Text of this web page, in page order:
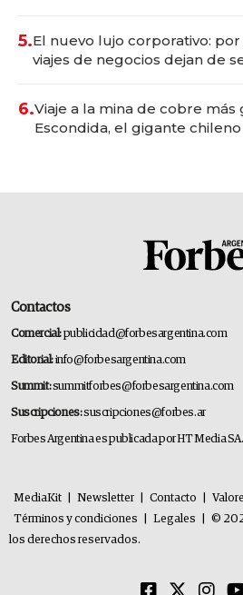
5.El nuevo lujo corporativo:
viajes de negocios dejan de
6.Viaje a la mina de cobre
Escondida, el gigante
Contactos
Comercial:publicidad@forbesargentina.com
Editorial:info@forbesargentina.com
Summit:summitforbes@forbesargentina.com
Suscripciones:suscripciones@forbes.ar
Forbes Argentina es publicada por HT Media SA.
MediaKit Newsletter Contacto
Términos y condiciones
Legales
©
los derechos reservados.